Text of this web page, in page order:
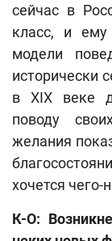
сейчас в
класс, и ему
модели
исторически
в XIX веке
поводу
желания
хочется чего-
К-О: